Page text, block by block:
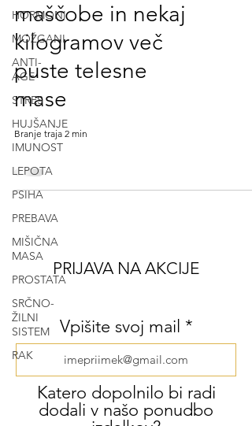
HORMONI
MOŽGANI
ANTI-
AGE
STRES
HUJŠANJE
IMUNOST
LEPOTA
PSIHA
PREBAVA
MIŠIČNA
MASA
PROSTATA
SRČNO-
ŽILNI
SISTEM
RAK
maščobe in nekaj
kilogramov več
puste telesne
mase
Branje traja 2 min
Vpišite svoj mail
Katero dopolnilo bi radi
dodali v našo ponudbo
PRIJAVA NA AKCIJE